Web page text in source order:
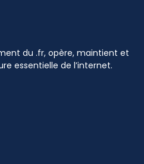
du .fr, opère, maintient et
essentielle de l’internet.